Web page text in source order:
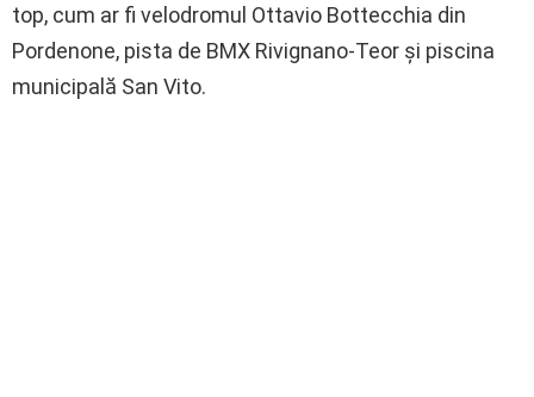
top, cum ar fi velodromul Ottavio Bottecchia din
Pordenone, pista de BMX Rivignano-Teor şi piscina
municipală San Vito.